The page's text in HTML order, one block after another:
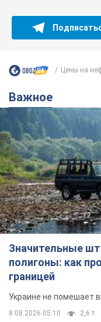
Цены на
Важное
Значительные
полигоны: как
границей
Украине не помешает
8.08.2026 05:10 2,6 т.